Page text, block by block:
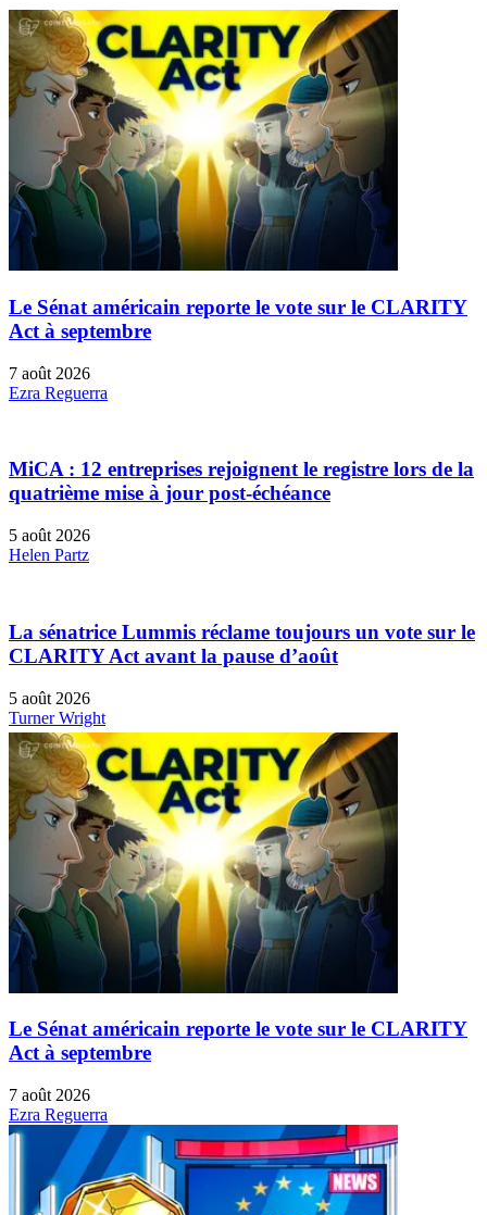
Le Sénat américain reporte le vote sur le CLARITY
Act à septembre
7 août 2026
Ezra Reguerra
MiCA : 12 entreprises rejoignent le registre lors de la
quatrième mise à jour post-échéance
5 août 2026
Helen Partz
La sénatrice Lummis réclame toujours un vote sur le
CLARITY Act avant la pause d’août
5 août 2026
Turner Wright
Le Sénat américain reporte le vote sur le CLARITY
Act à septembre
7 août 2026
Ezra Reguerra